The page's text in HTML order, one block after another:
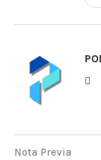
Nota Previa